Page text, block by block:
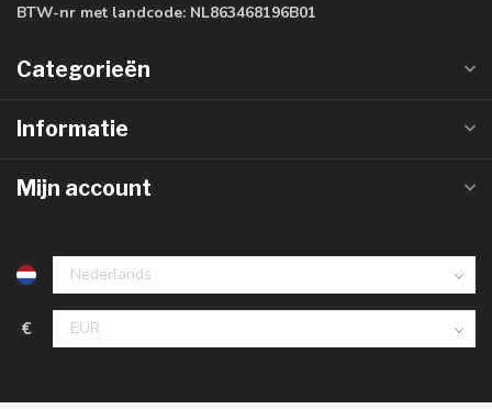
BTW-nr met landcode: NL863468196B01
Categorieën
Informatie
Mijn account
€